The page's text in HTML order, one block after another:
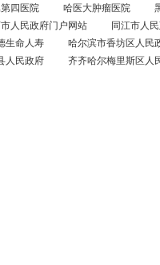
四医院 哈医大肿瘤医院
人民政府门户网站
同江市人
生命人寿
哈尔滨市香坊区人民
人民政府 齐齐哈尔梅里斯区人